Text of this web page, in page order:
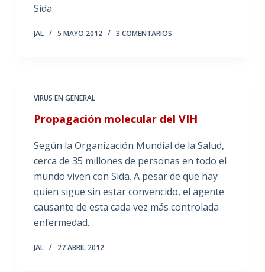
Sida.
JAL 5 MAYO 2012 3 COMENTARIOS
VIRUS EN GENERAL
Propagación molecular del VIH
Según la Organización Mundial de la Salud,
cerca de 35 millones de personas en todo el
mundo viven con Sida. A pesar de que hay
quien sigue sin estar convencido, el agente
causante de esta cada vez más controlada
enfermedad…
JAL 27 ABRIL 2012